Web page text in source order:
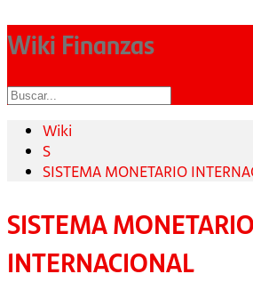
Wiki Finanzas
Wiki
S
SISTEMA MONETARIO
SISTEMA MONETARIO
INTERNACIONAL